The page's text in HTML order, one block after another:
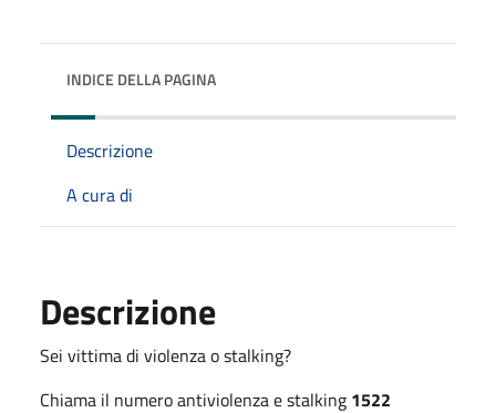
INDICE DELLA PAGINA
Descrizione
A cura di
Descrizione
Sei vittima di violenza o stalking?
Chiama il numero antiviolenza e stalking 1522